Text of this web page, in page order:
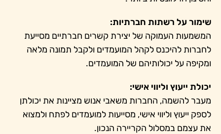
שימור על רשתות חברתיות:
המשמעות העמוקה של יצירת קשרים חברתיים מסייעת
לחברות להיכנס לקהל המועמדים ולקבל תמונה מלאה
ומקיפה על יכולותיהם של המועמדים.
יכולת ייעוץ וליווי אישי:
מעבר להשמה, החברות משאבי אנוש מציינות את יכולתן
לספק ייעוץ וליווי אישי, מסייעות למועמדים לפתח ולמצוא
את עצמם במסלול הקריירה הנכון.